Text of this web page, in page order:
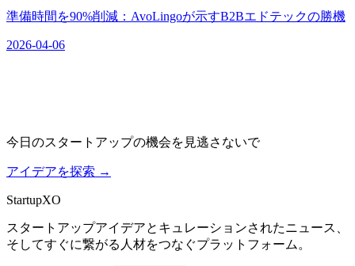
準備時間を90%削減：AvoLingoが示すB2Bエドテックの勝機
2026-04-06
今日のスタートアップの機会を見逃さないで
アイデアを探索 →
StartupXO
スタートアップアイデアとキュレーションされたニュース、
そしてすぐに繋がる人材をつなぐプラットフォーム。